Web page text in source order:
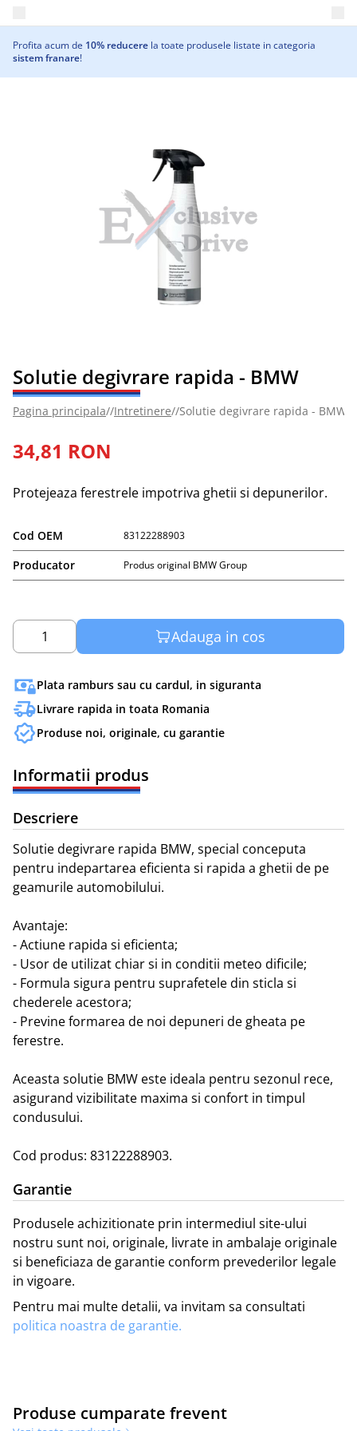
Profita acum de 10% reducere la toate produsele listate in categoria
sistem franare!
Solutie degivrare rapida - BMW
Pagina principala//Intretinere//Solutie degivrare rapida - BMW
34,81 RON
Protejeaza ferestrele impotriva ghetii si depunerilor.
Cod OEM 83122288903
Producator Produs original BMW Group
1 Adauga in cos
Plata ramburs sau cu cardul, in siguranta
Livrare rapida in toata Romania
Produse noi, originale, cu garantie
Informatii produs
Descriere
Solutie degivrare rapida BMW, special conceputa
pentru indepartarea eficienta si rapida a ghetii de pe
geamurile automobilului.
Avantaje:
- Actiune rapida si eficienta;
- Usor de utilizat chiar si in conditii meteo dificile;
- Formula sigura pentru suprafetele din sticla si
chederele acestora;
- Previne formarea de noi depuneri de gheata pe
ferestre.
Aceasta solutie BMW este ideala pentru sezonul rece,
asigurand vizibilitate maxima si confort in timpul
condusului.
Cod produs: 83122288903.
Garantie
Produsele achizitionate prin intermediul site-ului
nostru sunt noi, originale, livrate in ambalaje originale
si beneficiaza de garantie conform prevederilor legale
in vigoare.
Pentru mai multe detalii, va invitam sa consultati
politica noastra de garantie.
Produse cumparate frevent